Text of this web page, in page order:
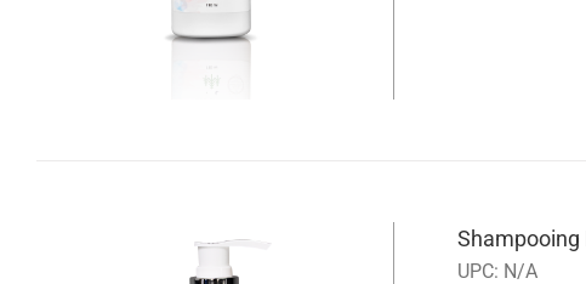
Shampooing
UPC: N/A